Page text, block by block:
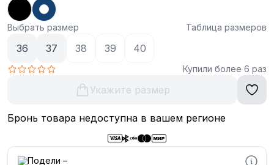
Выбрать размер Таблица размеров
36 37 38 39 40
Купили более 6 раз
Укажите размер
Бронь товара недоступна в вашем регионе